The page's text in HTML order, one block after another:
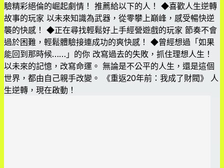
驗精彩絕倫的崛起劇情！ 推薦給以下的人！ ◆喜歡人生逆轉
故事的玩家 以未來知識為武器，從零攀上巔峰，感受暢快逆
襲的快感！ ◆正在尋找輕鬆好上手經營遊戲的玩家 節奏不會
過於困難，輕鬆體驗接連成功的爽快感！ ◆曾經想過「如果
能回到那時候……」的你 改寫過去的失敗，抓住理想人生！
以未來的記憶，改寫命運。 無論是不公平的人生，還是這個
世界，都由自己親手改變。 《重返20年前：我成了財閥》 人
生逆轉，現在啟動！